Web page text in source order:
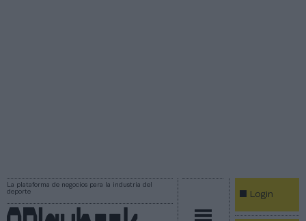
La plataforma de negocios para la industria del
deporte
Login